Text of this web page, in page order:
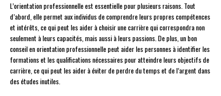
L’orientation professionnelle est essentielle pour plusieurs raisons. Tout
d’abord, elle permet aux individus de comprendre leurs propres compétences
et intérêts, ce qui peut les aider à choisir une carrière qui correspondra non
seulement à leurs capacités, mais aussi à leurs passions. De plus, un bon
conseil en orientation professionnelle peut aider les personnes à identifier les
formations et les qualifications nécessaires pour atteindre leurs objectifs de
carrière, ce qui peut les aider à éviter de perdre du temps et de l’argent dans
des études inutiles.